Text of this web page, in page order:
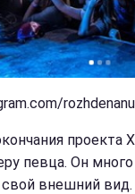
проекта
певца. Он
внешний вид.